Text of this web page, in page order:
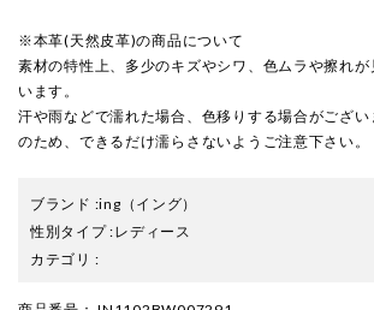
※本革(天然皮革)の商品について
素材の特性上、多少のキズやシワ、色ムラや擦れ
います。
汗や雨などで濡れた場合、色移りする場合がござ
のため、できるだけ濡らさないようご注意下さい。
ブランド :ing （イング）
性別タイプ:レディース
カテゴリ :